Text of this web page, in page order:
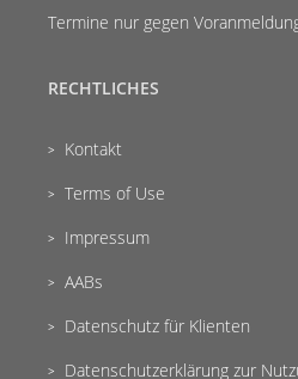
Termine nur gegen
RECHTLICHES
Kontakt
Terms of Use
Impressum
AABs
Datenschutz für Klienten
Datenschutzerklärung zur